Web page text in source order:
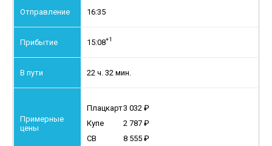
16:35
15:08+1
22 ч. 32 мин.
Плацкарт3 032
Купе
2 787
СВ
8 555